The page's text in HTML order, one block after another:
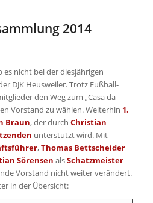
2014
es nicht bei der diesjährigen
DJK Heusweiler. Trotz Fußball-
den Weg zum „Casa da
Vorstand zu wählen. Weiterhin 1.
Braun, der durch Christian
unterstützt wird. Mit
,Thomas Bettscheider
Sörensen alsSchatzmeister
Vorstand nicht weiter verändert.
in der Übersicht: